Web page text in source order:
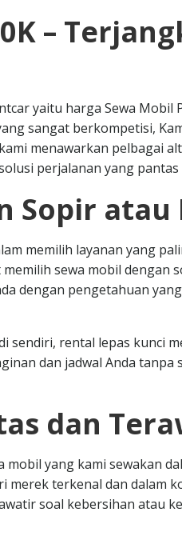
–
yaitu harga Sewa
sangat berkompetisi,
menawarkan pelbagai
perjalanan yang
Sopir atau
memilih layanan yang
sewa mobil dengan
dengan pengetahuan
sendiri, rental lepas kunci
dan jadwal Anda
dan
mobil yang kami sewakan
merek terkenal dan dalam
soal kebersihan atau